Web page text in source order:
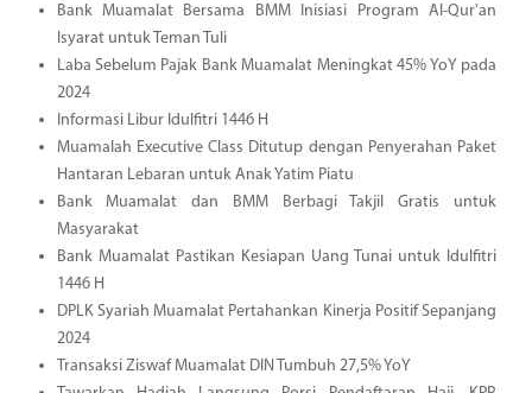
Bank Muamalat Bersama BMM Inisiasi Program Al-Qur'an
Isyarat untuk Teman Tuli
Laba Sebelum Pajak Bank Muamalat Meningkat 45% YoY pada
2024
Informasi Libur Idulfitri 1446 H
Muamalah Executive Class Ditutup dengan Penyerahan Paket
Hantaran Lebaran untuk Anak Yatim Piatu
Bank Muamalat dan BMM Berbagi Takjil Gratis untuk
Masyarakat
Bank Muamalat Pastikan Kesiapan Uang Tunai untuk Idulfitri
1446 H
DPLK Syariah Muamalat Pertahankan Kinerja Positif Sepanjang
2024
Transaksi Ziswaf Muamalat DIN Tumbuh 27,5% YoY